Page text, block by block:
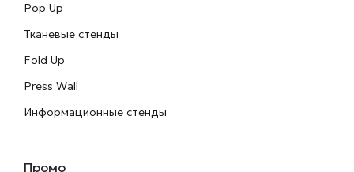
Pop Up
Тканевые стенды
Fold Up
Press Wall
Информационные стенды
Промо